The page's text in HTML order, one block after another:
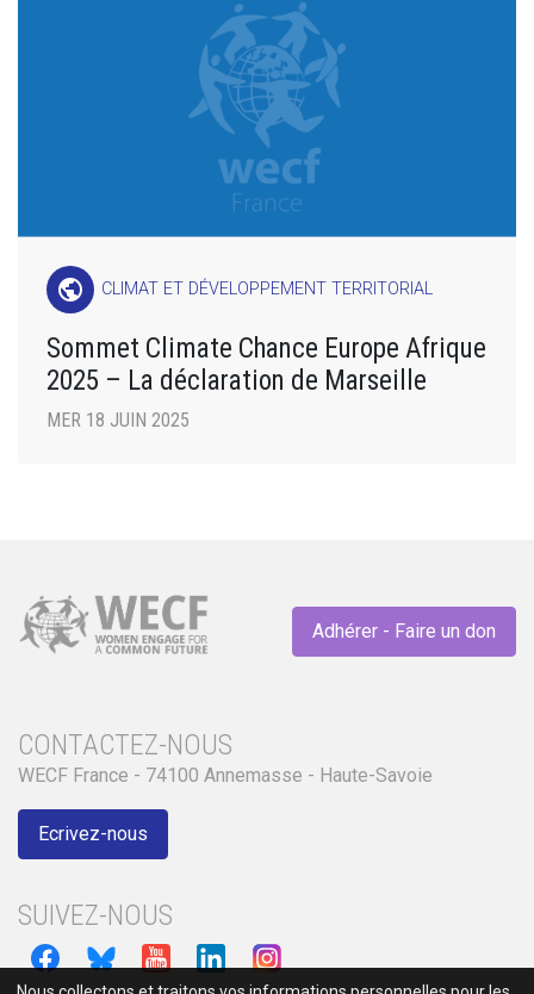
public CLIMAT ET DÉVELOPPEMENT TERRITORIAL
Sommet Climate Chance Europe Afrique
2025 – La déclaration de Marseille
MER 18 JUIN 2025
Adhérer - Faire un don
CONTACTEZ-NOUS
WECF France - 74100 Annemasse - Haute-Savoie
Ecrivez-nous
SUIVEZ-NOUS